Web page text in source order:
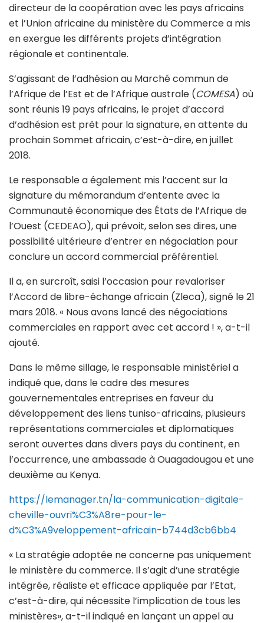
directeur de la coopération avec les pays africains
et l’Union africaine du ministère du Commerce a mis
en exergue les différents projets d’intégration
régionale et continentale.
S’agissant de l’adhésion au Marché commun de
l’Afrique de l’Est et de l’Afrique australe (COMESA) où
sont réunis 19 pays africains, le projet d’accord
d’adhésion est prêt pour la signature, en attente du
prochain Sommet africain, c’est-à-dire, en juillet
2018.
Le responsable a également mis l’accent sur la
signature du mémorandum d’entente avec la
Communauté économique des États de l’Afrique de
l’Ouest (CEDEAO), qui prévoit, selon ses dires, une
possibilité ultérieure d’entrer en négociation pour
conclure un accord commercial préférentiel.
Il a, en surcroît, saisi l’occasion pour revaloriser
l’Accord de libre-échange africain (Zleca), signé le 21
mars 2018. « Nous avons lancé des négociations
commerciales en rapport avec cet accord ! », a-t-il
ajouté.
Dans le même sillage, le responsable ministériel a
indiqué que, dans le cadre des mesures
gouvernementales entreprises en faveur du
développement des liens tuniso-africains, plusieurs
représentations commerciales et diplomatiques
seront ouvertes dans divers pays du continent, en
l’occurrence, une ambassade à Ouagadougou et une
deuxième au Kenya.
https://lemanager.tn/la-communication-digitale-
cheville-ouvri%C3%A8re-pour-le-
d%C3%A9veloppement-africain-b744d3cb6bb4
« La stratégie adoptée ne concerne pas uniquement
le ministère du commerce. Il s’agit d’une stratégie
intégrée, réaliste et efficace appliquée par l’Etat,
c’est-à-dire, qui nécessite l’implication de tous les
ministères», a-t-il indiqué en lançant un appel au